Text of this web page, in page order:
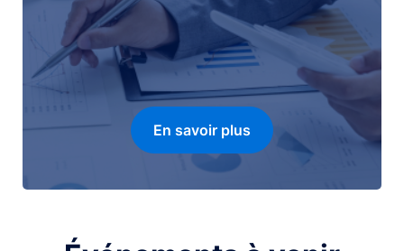
En savoir plus